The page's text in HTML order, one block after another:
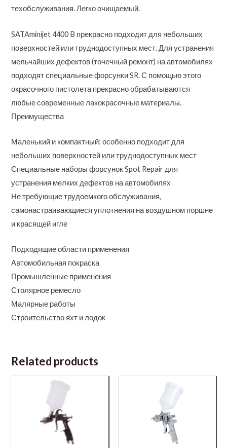
техобслуживания. Легко очищаемый.
SATAminijet 4400 B прекрасно подходит для небольших
поверхностей или труднодоступных мест. Для устранения
мельчайших дефектов (точечный ремонт) на автомобилях
подходят специальные форсунки SR. С помощью этого
окрасочного пистолета прекрасно обрабатываются
любые современные лакокрасочные материалы.
Преимущества
Маленький и компактный: особенно подходит для
небольших поверхностей или труднодоступных мест
Специальные наборы форсунок Spot Repair для
устранения мелких дефектов на автомобилях
Не требующие трудоемкого обслуживания,
самонастраивающиеся уплотнения на воздушном поршне
и красящей игле
Подходящие области применения
Автомобильная покраска
Промышленные применения
Столярное ремесло
Малярные работы
Строительство яхт и лодок
Related products